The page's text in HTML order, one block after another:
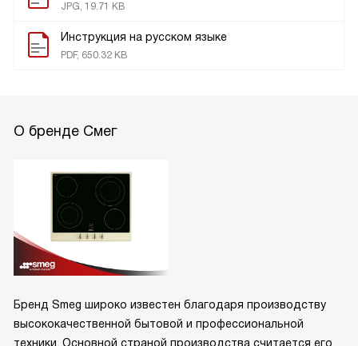
JPG, 19.71 KB
Инструкция на русском языке
PDF, 650.32 KB
О бренде Смег
Бренд Smeg широко известен благодаря производству
высококачественной бытовой и профессиональной
техники. Основной страной производства считается его